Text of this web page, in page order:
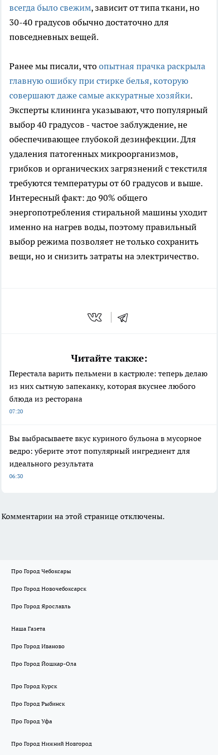
всегда было свежим, зависит от типа ткани, но
30-40 градусов обычно достаточно для
повседневных вещей.
Ранее мы писали, чтоопытная прачка раскрыла
главную ошибку при стирке белья, которую
совершают даже самые аккуратные хозяйки.
Эксперты клининга указывают, что популярный
выбор 40 градусов - частое заблуждение, не
обеспечивающее глубокой дезинфекции. Для
удаления патогенных микроорганизмов,
грибков и органических загрязнений с текстиля
требуются температуры от 60 градусов и выше.
Интересный факт: до 90% общего
энергопотребления стиральной машины уходит
именно на нагрев воды, поэтому правильный
выбор режима позволяет не только сохранить
вещи, но и снизить затраты на электричество.
Читайте также:
Перестала варить пельмени в кастрюле: теперь делаю
из них сытную запеканку, которая вкуснее любого
блюда из ресторана
07:20
Вы выбрасываете вкус куриного бульона в мусорное
ведро: уберите этот популярный ингредиент для
идеального результата
06:30
Комментарии на этой странице отключены.
Про Город Чебоксары
Про Город Новочебоксарск
Про Город Ярославль
Наша Газета
Про Город Иваново
Про Город Йошкар-Ола
Про Город Курск
Про Город Рыбинск
Про Город Уфа
Про Город Нижний Новгород